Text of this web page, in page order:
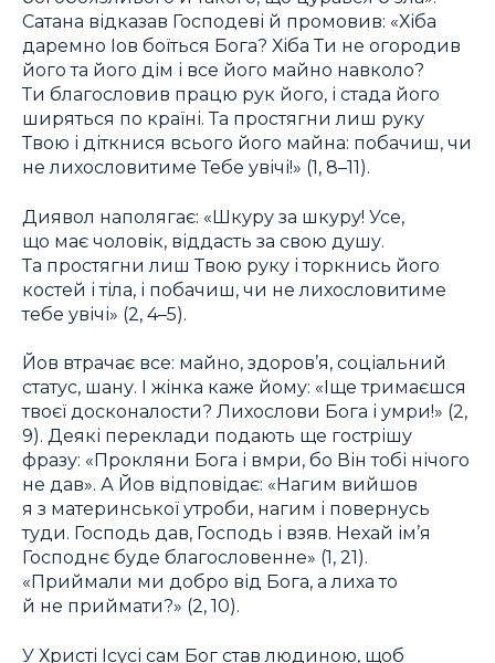
Сатана відказав Господеві й промовив: «Хіба
даремно Іов боїться Бога? Хіба Ти не огородив
його та його дім і все його майно навколо?
Ти благословив працю рук його, і стада його
ширяться по країні. Та простягни лиш руку
Твою і діткнися всього його майна: побачиш, чи
не лихословитиме Тебе увічі!» (1, 8–11).
Диявол наполягає: «Шкуру за шкуру! Усе,
що має чоловік, віддасть за свою душу.
Та простягни лиш Твою руку і торкнись його
костей і тіла, і побачиш, чи не лихословитиме
тебе увічі» (2, 4–5).
Йов втрачає все: майно, здоров’я, соціальний
статус, шану. І жінка каже йому: «Іще тримаєшся
твоєї досконалости? Лихослови Бога і умри!» (2,
9). Деякі переклади подають ще гострішу
фразу: «Прокляни Бога і вмри, бо Він тобі нічого
не дав». А Йов відповідає: «Нагим вийшов
я з материнської утроби, нагим і повернусь
туди. Господь дав, Господь і взяв. Нехай ім’я
Господнє буде благословенне» (1, 21).
«Приймали ми добро від Бога, а лиха то
й не приймати?» (2, 10).
У Христі Ісусі сам Бог став людиною, щоб